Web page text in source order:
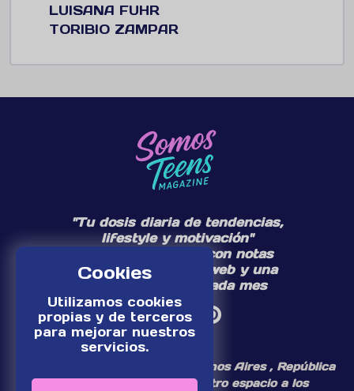
Cookies
Utilizamos cookies
propias y de terceros
para mejorar nuestros
servicios.
LUISANA FUHR
TORIBIO ZAMPAR
"Tu dosis diaria de tendencias,
lifestyle y motivación"
Te acompañamos con notas
diarias en nuestra web y una
edición especial cada mes
¡Somos un medio digital de Buenos Aires , República
Argentina, dedicamos nuestro espacio a los